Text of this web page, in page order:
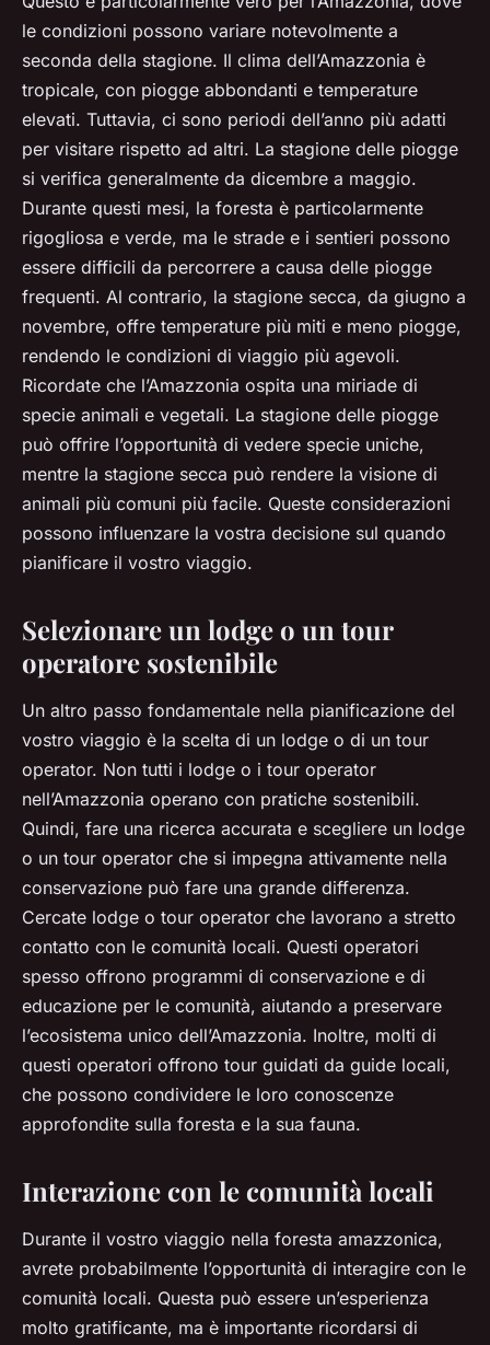
le condizioni possono variare notevolmente a
seconda della stagione. Il clima dell’Amazzonia è
tropicale, con piogge abbondanti e temperature
elevati. Tuttavia, ci sono periodi dell’anno più adatti
per visitare rispetto ad altri. La stagione delle piogge
si verifica generalmente da dicembre a maggio.
Durante questi mesi, la foresta è particolarmente
rigogliosa e verde, ma le strade e i sentieri possono
essere difficili da percorrere a causa delle piogge
frequenti. Al contrario, la stagione secca, da giugno a
novembre, offre temperature più miti e meno piogge,
rendendo le condizioni di viaggio più agevoli.
Ricordate che l’Amazzonia ospita una miriade di
specie animali e vegetali. La stagione delle piogge
può offrire l’opportunità di vedere specie uniche,
mentre la stagione secca può rendere la visione di
animali più comuni più facile. Queste considerazioni
possono influenzare la vostra decisione sul quando
pianificare il vostro viaggio.
Selezionare un lodge o un tour
operatore sostenibile
Un altro passo fondamentale nella pianificazione del
vostro viaggio è la scelta di un lodge o di un tour
operator. Non tutti i lodge o i tour operator
nell’Amazzonia operano con pratiche sostenibili.
Quindi, fare una ricerca accurata e scegliere un lodge
o un tour operator che si impegna attivamente nella
conservazione può fare una grande differenza.
Cercate lodge o tour operator che lavorano a stretto
contatto con le comunità locali. Questi operatori
spesso offrono programmi di conservazione e di
educazione per le comunità, aiutando a preservare
l’ecosistema unico dell’Amazzonia. Inoltre, molti di
questi operatori offrono tour guidati da guide locali,
che possono condividere le loro conoscenze
approfondite sulla foresta e la sua fauna.
Interazione con le comunità locali
Durante il vostro viaggio nella foresta amazzonica,
avrete probabilmente l’opportunità di interagire con le
comunità locali. Questa può essere un’esperienza
molto gratificante, ma è importante ricordarsi di